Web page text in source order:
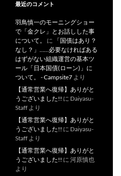
最近のコメント
羽鳥慎一のモーニングショー
で「金クレ」とお話しした事
について。
に
「国債はあり？
なし？」……必要なければある
はずがない組織運営の基本ツ
ール「日本国債(ローン)」に
ついて。 - Campsite7 より
【通常営業へ復帰】ありがと
うございました!! に Daiyasu-
Staff より
【通常営業へ復帰】ありがと
うございました!! に Daiyasu-
Staff より
【通常営業へ復帰】ありがと
うございました!! に 河原慎也
より